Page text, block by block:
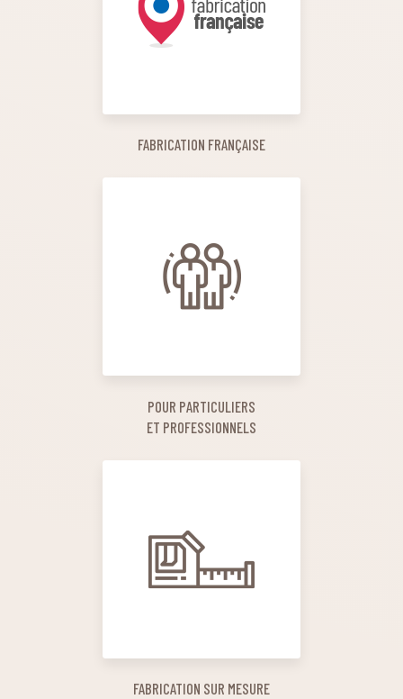
FABRICATION FRANÇAISE
POUR PARTICULIERS
ET PROFESSIONNELS
FABRICATION SUR MESURE